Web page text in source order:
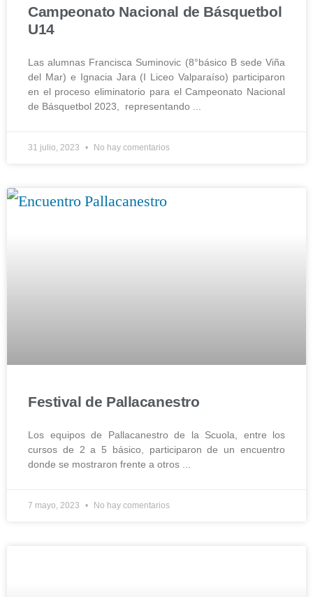
Campeonato Nacional de Básquetbol
U14
Las alumnas Francisca Suminovic (8°básico B sede Viña
del Mar) e Ignacia Jara (I Liceo Valparaíso) participaron
en el proceso eliminatorio para el Campeonato Nacional
de Básquetbol 2023, representando
31 julio, 2023 No hay comentarios
Festival de Pallacanestro
Los equipos de Pallacanestro de la Scuola, entre los
cursos de 2 a 5 básico, participaron de un encuentro
donde se mostraron frente a otros
7 mayo, 2023 No hay comentarios